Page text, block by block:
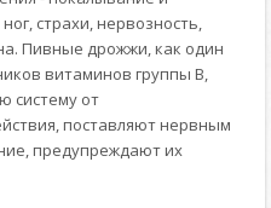
страхи, нервозность,
Пивные дрожжи, как один
витаминов группы В,
систему от
поставляют нервным
предупреждают их